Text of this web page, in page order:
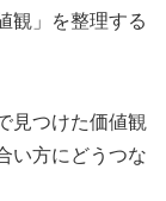
観」を整理する
見つけた価値観
い方にどうつな